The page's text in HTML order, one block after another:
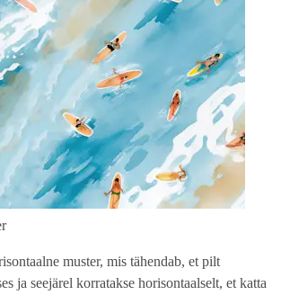
muster, mis tähendab, et pilt
ja seejärel korratakse horisontaalselt, et katta